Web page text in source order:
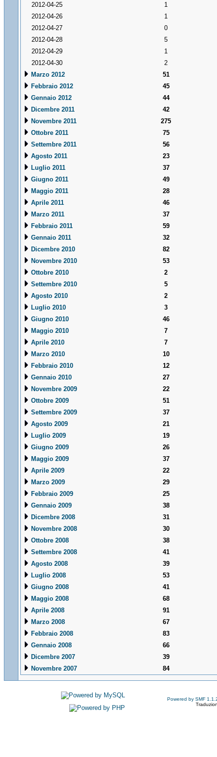
2012-04-25
1
2012-04-26
1
2012-04-27
0
2012-04-28
5
2012-04-29
1
2012-04-30
2
Marzo 2012
51
Febbraio 2012
45
Gennaio 2012
44
Dicembre 2011
42
Novembre 2011
275
Ottobre 2011
75
Settembre 2011
56
Agosto 2011
23
Luglio 2011
37
Giugno 2011
49
Maggio 2011
28
Aprile 2011
46
Marzo 2011
37
Febbraio 2011
59
Gennaio 2011
32
Dicembre 2010
82
Novembre 2010
53
Ottobre 2010
2
Settembre 2010
5
Agosto 2010
2
Luglio 2010
3
Giugno 2010
46
Maggio 2010
7
Aprile 2010
7
Marzo 2010
10
Febbraio 2010
12
Gennaio 2010
27
Novembre 2009
22
Ottobre 2009
51
Settembre 2009
37
Agosto 2009
21
Luglio 2009
19
Giugno 2009
26
Maggio 2009
37
Aprile 2009
22
Marzo 2009
29
Febbraio 2009
25
Gennaio 2009
38
Dicembre 2008
31
Novembre 2008
30
Ottobre 2008
38
Settembre 2008
41
Agosto 2008
39
Luglio 2008
53
Giugno 2008
41
Maggio 2008
68
Aprile 2008
91
Marzo 2008
67
Febbraio 2008
83
Gennaio 2008
66
Dicembre 2007
39
Novembre 2007
84
Powered by SMF